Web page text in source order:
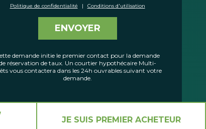
Politique de confidentialité | Conditions d'utilisation
ENVOYER
demande initie le premier contact pour la demande
réservation de taux. Un courtier hypothécaire Multi-
vous contactera dans les 24h ouvrables suivant votre
demande.
JE SUIS PREMIER ACHETEUR